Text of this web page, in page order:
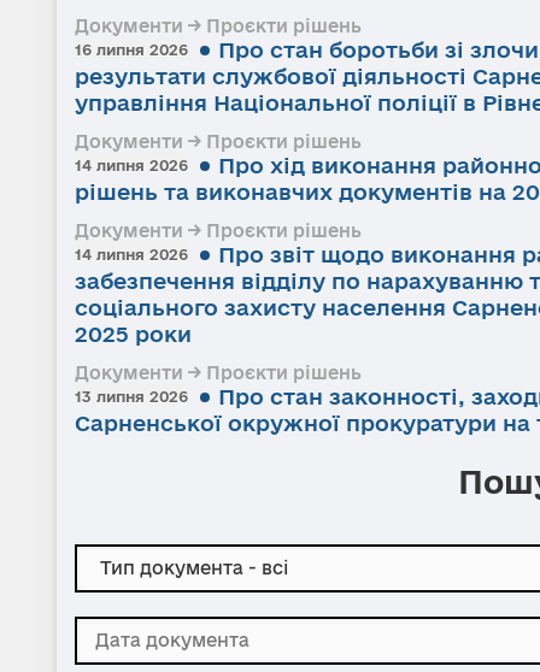
Документи → Проєкти рішень
16 липня 2026
Про стан боротьби зі
результати службової діяльності
управління Національної поліції в
Документи → Проєкти рішень
14 липня 2026
Про хід виконання
рішень та виконавчих документів на
Документи → Проєкти рішень
14 липня 2026
Про звіт щодо виконання
забезпечення відділу по нарахуванню
соціального захисту населення
2025 роки
Документи → Проєкти рішень
13 липня 2026
Про стан законності,
Сарненської окружної прокуратури на